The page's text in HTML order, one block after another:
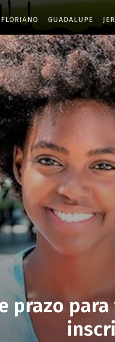
FLORIANO GUADALUPE
prazo